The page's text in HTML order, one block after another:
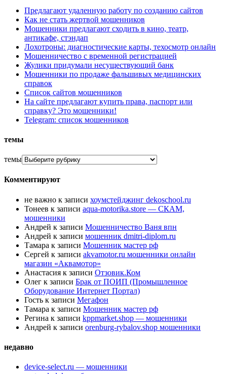
Предлагают удаленную работу по созданию сайтов
Как не стать жертвой мошенников
Мошенники предлагают сходить в кино, театр,
антикафе, стэндап
Лохотроны: диагностические карты, техосмотр онлайн
Мошенничество с временной регистрацией
Жулики придумали несуществующий банк
Мошенники по продаже фальшивых медицинских
справок
Список сайтов мошенников
На сайте предлагают купить права, паспорт или
справку? Это мошенники!
Telegram: список мошенников
темы
темы
Комментируют
не важно к записи хоумстейджинг dekoschool.ru
Тонеев к записи aqua-motorika.store — СКАМ,
мошенники
Андрей к записи Мошенничество Ваня впн
Андрей к записи мошенник dmitri-diplom.ru
Тамара к записи Мошенник мастер рф
Сергей к записи akvamotor.ru мошенники онлайн
магазин «Аквамотор»
Анастасия к записи Отзовик.Ком
Олег к записи Брак от ПОИП (Промышленное
Оборудование Интернет Портал)
Гость к записи Мегафон
Тамара к записи Мошенник мастер рф
Регина к записи kppmarket.shop — мошенники
Андрей к записи orenburg-rybalov.shop мошенники
недавно
device-select.ru — мошенники